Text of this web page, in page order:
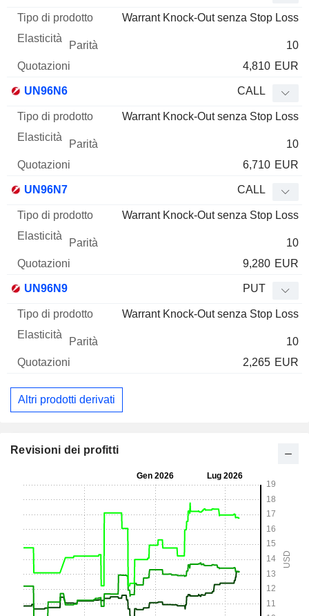
Warrant Knock-Out senza Stop Loss
10
4,810 EUR
UN96N6 CALL
Warrant Knock-Out senza Stop Loss
10
6,710 EUR
UN96N7 CALL
Warrant Knock-Out senza Stop Loss
10
9,280 EUR
UN96N9 PUT
Warrant Knock-Out senza Stop Loss
10
2,265 EUR
Altri prodotti derivati
Revisioni dei profitti